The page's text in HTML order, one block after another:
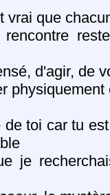
vrai que
d'agir, de
de toi car tu
je